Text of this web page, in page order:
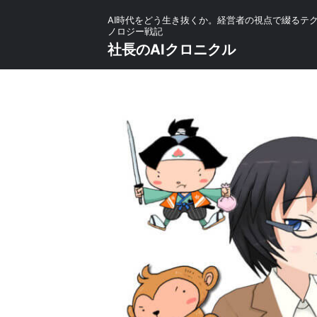
AI時代をどう生き抜くか。経営者の視点で綴るテ
ノロジー戦記
社長のAIクロニクル